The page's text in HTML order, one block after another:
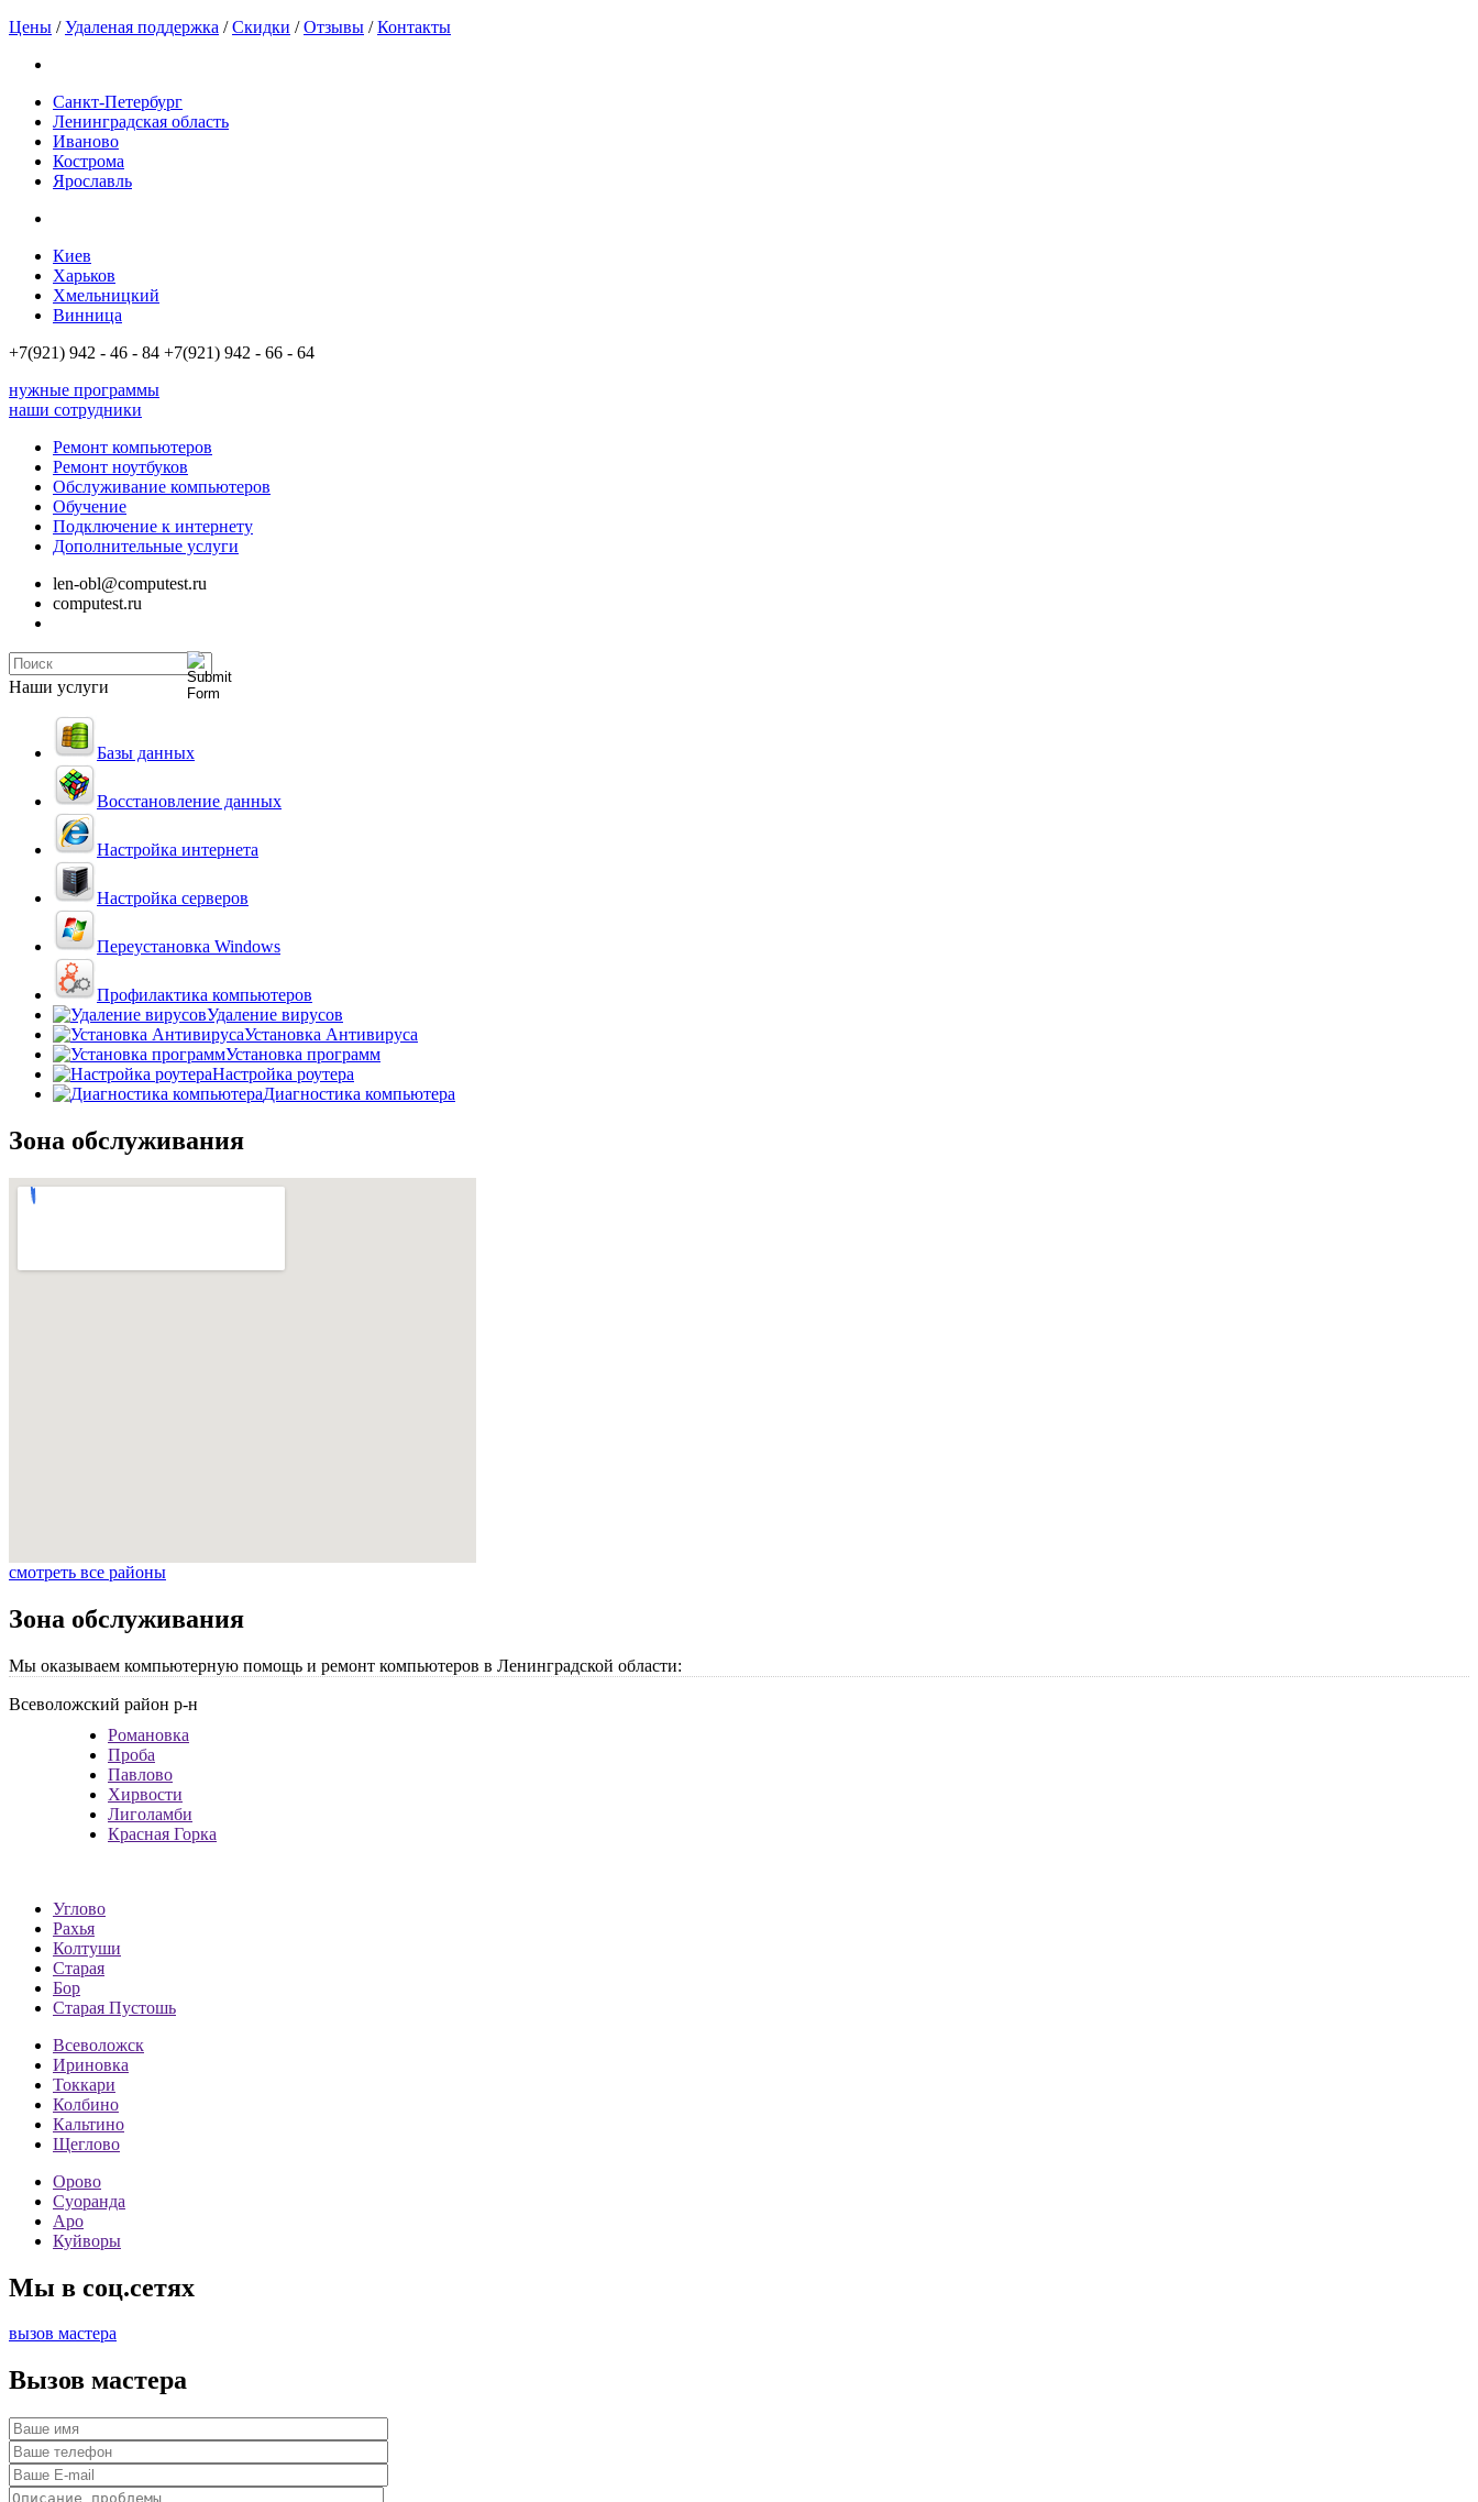
Цены /Удаленая поддержка /Скидки /Отзывы /Контакты
Санкт-Петербург
Ленинградская область
Иваново
Кострома
Ярославль
Киев
Харьков
Хмельницкий
Винница
+7(921) 942 - 46 - 84 +7(921) 942 - 66 - 64
нужные программы
наши сотрудники
Ремонт компьютеров
Ремонт ноутбуков
Обслуживание компьютеров
Обучение
Подключение к интернету
Дополнительные услуги
len-obl@computest.ru
computest.ru
Наши услуги
Базы данных
Восстановление данных
Настройка интернета
Настройка серверов
Переустановка Windows
Профилактика компьютеров
Удаление вирусов
Установка Антивируса
Установка программ
Настройка роутера
Диагностика компьютера
Зона обслуживания
смотреть все районы
Зона обслуживания
Мы оказываем компьютерную помощь и ремонт компьютеров в Ленинградской области:
Всеволожский район р-н
Романовка
Проба
Павлово
Хирвости
Лиголамби
Красная Горка
Углово
Рахья
Колтуши
Старая
Бор
Старая Пустошь
Всеволожск
Ириновка
Токкари
Колбино
Кальтино
Щеглово
Орово
Суоранда
Аро
Куйворы
Мы в соц.сетях
вызов мастера
Вызов мастера